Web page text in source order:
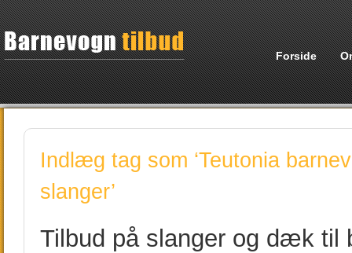
Forside
Indlæg tag som ‘Teutonia
slanger’
Tilbud på slanger og dæk til